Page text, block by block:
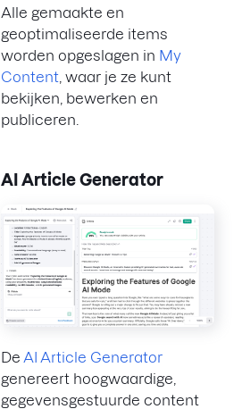
Alle gemaakte en
geoptimaliseerde items
worden opgeslagen in My
Content , waar je ze kunt
bekijken, bewerken en
publiceren.
AI Article Generator
De AI Article Generator
genereert hoogwaardige,
gegevensgestuurde content